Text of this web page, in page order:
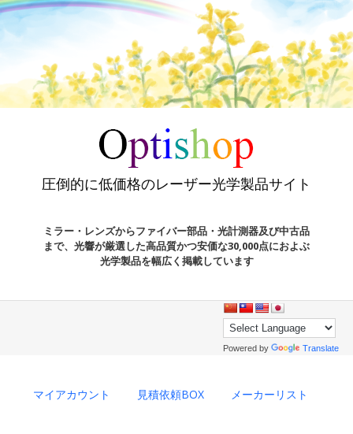
圧倒的に低価格のレーザー光学製品サイト
ミラー・レンズからファイバー部品・光計測器及び中古品
まで、光響が厳選した高品質かつ安価な30,000点におよぶ
光学製品を幅広く掲載しています
Powered by Translate
マイアカウント 見積依頼BOX メーカーリスト